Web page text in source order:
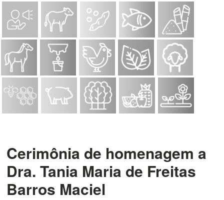
Cerimônia de homenagem a
Dra. Tania Maria de Freitas
Barros Maciel